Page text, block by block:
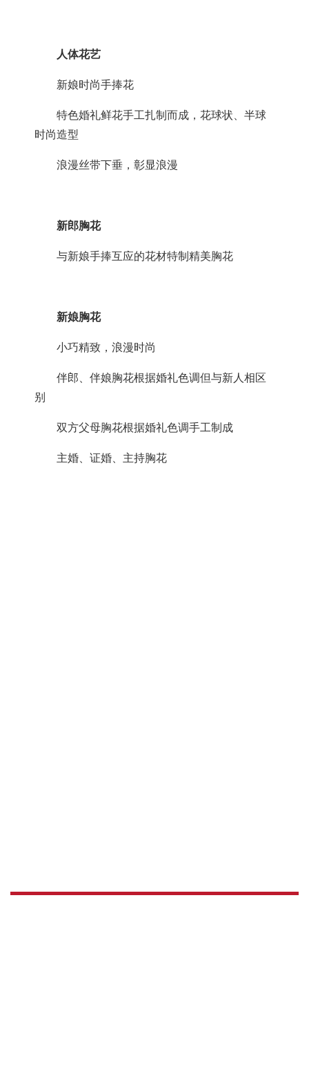
人体花艺
新娘时尚手捧花
特色婚礼鲜花手工扎制而成，花球状、半球
时尚造型
浪漫丝带下垂，彰显浪漫
新郎胸花
与新娘手捧互应的花材特制精美胸花
新娘胸花
小巧精致，浪漫时尚
伴郎、伴娘胸花根据婚礼色调但与新人相区
别
双方父母胸花根据婚礼色调手工制成
主婚、证婚、主持胸花